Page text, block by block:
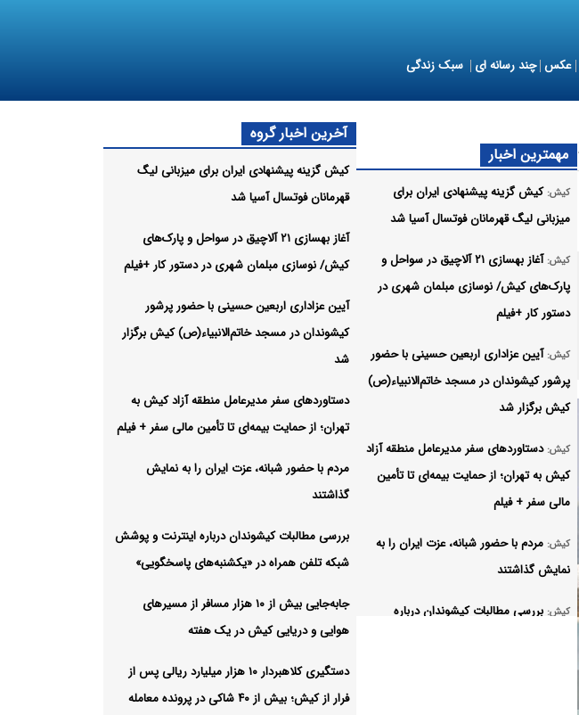
عکس چند رسانه ای سبک زندگی
مهمترین اخبار
کیش: کیش گزینه پیشنهادی ایران برای
میزبانی لیگ قهرمانان فوتسال آسیا شد
کیش:
آغاز بهسازی ۲۱ آلاچیق در سواحل و
پارک‌های کیش/ نوسازی مبلمان شهری در
دستور کار +فیلم
کیش: آیین عزاداری اربعین حسینی با حضور
پرشور کیشوندان در مسجد خاتم‌الانبیاء(ص)
کیش برگزار شد
کیش: دستاوردهای سفر مدیرعامل منطقه آزاد
کیش به تهران؛ از حمایت بیمه‌ای تا تأمین
مالی سفر + فیلم
کیش: مردم با حضور شبانه، عزت ایران را به
نمایش گذاشتند
کیش: بررسی مطالبات کیشوندان درباره
آخرین اخبار گروه
کیش گزینه پیشنهادی ایران برای میزبانی لیگ
قهرمانان فوتسال آسیا شد
آغاز بهسازی ۲۱ آلاچیق در سواحل و پارک‌های
کیش/ نوسازی مبلمان شهری در دستور کار +فیلم
آیین عزاداری اربعین حسینی با حضور پرشور
کیشوندان در مسجد خاتم‌الانبیاء(ص) کیش برگزار
شد
دستاوردهای سفر مدیرعامل منطقه آزاد کیش به
تهران؛ از حمایت بیمه‌ای تا تأمین مالی سفر + فیلم
مردم با حضور شبانه، عزت ایران را به نمایش
گذاشتند
بررسی مطالبات کیشوندان درباره اینترنت و پوشش
شبکه تلفن همراه در «یکشنبه‌های پاسخگویی»
جابه‌جایی بیش از ۱۰ هزار مسافر از مسیرهای
هوایی و دریایی کیش در یک هفته
دستگیری کلاهبردار ۱۰ هزار میلیارد ریالی پس از
فرار از کیش؛ بیش از ۴۰ شاکی در پرونده معامله